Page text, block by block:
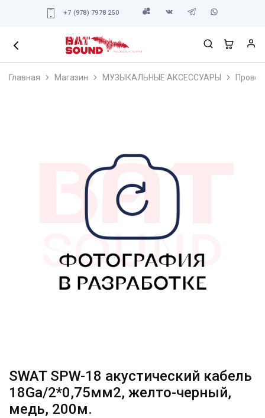
+7 (978) 7978 250
Главная Магазин МУЗЫКАЛЬНЫЕ АКСЕССУАРЫ
SWAT SPW-18 акустический кабель
18Ga/2*0,75мм2, желто-черный,
медь, 200м.